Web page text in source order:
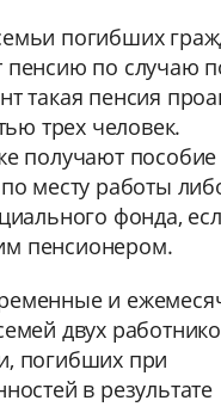
погибших
по случаю
такая пенсия
трех человек.
получают
месту работы
фонда,
пенсионером.
и
двух
погибших при
в результате